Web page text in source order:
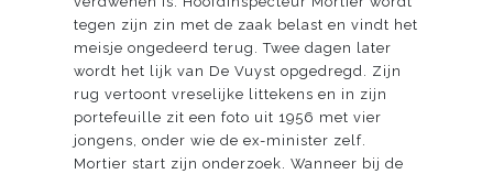
tegen zijn zin met de zaak belast en vindt het
meisje ongedeerd terug. Twee dagen later
wordt het lijk van De Vuyst opgedregd. Zijn
rug vertoont vreselijke littekens en in zijn
portefeuille zit een foto uit 1956 met vier
jongens, onder wie de ex-minister zelf.
Mortier start zijn onderzoek. Wanneer bij de